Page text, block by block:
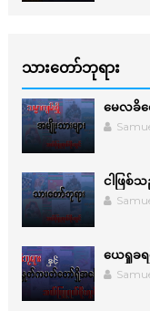
သားတော်ဘုရား
မေလခိ
ငါဖြစ်
ယေရှုခရ